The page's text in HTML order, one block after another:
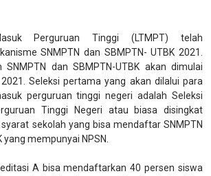
Perguruan Tinggi (LTMPT) telah
SNMPTN dan SBMPTN- UTBK 2021.
SNMPTN dan SBMPTN-UTBK akan dimulai
Seleksi pertama yang akan dilalui para
perguruan tinggi negeri adalah Seleksi
Tinggi Negeri atau biasa disingkat
sekolah yang bisa mendaftar SNMPTN
mempunyai NPSN.
A bisa mendaftarkan 40 persen siswa